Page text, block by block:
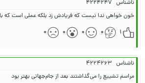
ناشناس ۴۲۲۴۲۴۷
خون خواهی ندا نیست که فریادش زد بلکه عملی است که
۱
۰ ۰ ۰ ۰
ناشناس ۴۲۲۴۲۶۳
مراسم تشییع را می‌گذاشتند بعد از جام‌جهانی بهتر بود